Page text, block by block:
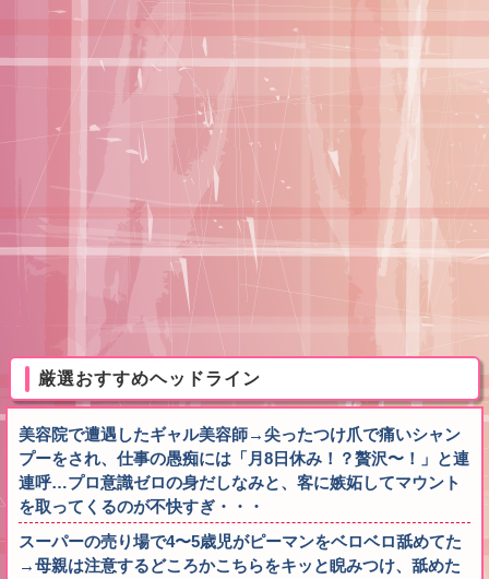
厳選おすすめヘッドライン
美容院で遭遇したギャル美容師→尖ったつけ爪で痛いシャン
プーをされ、仕事の愚痴には「月8日休み！？贅沢〜！」と連
連呼…プロ意識ゼロの身だしなみと、客に嫉妬してマウント
を取ってくるのが不快すぎ・・・
スーパーの売り場で4〜5歳児がピーマンをベロベロ舐めてた
→母親は注意するどころかこちらをキッと睨みつけ、舐めた